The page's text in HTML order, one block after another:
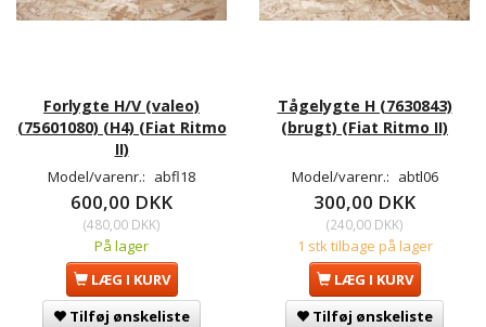
Forlygte H/V (valeo)
(75601080) (H4) (Fiat Ritmo
II)
Model/varenr.: abfl18
600,00 DKK
(480,00 DKK)
På lager
LÆG I KURV
Tilføj ønskeliste
Tågelygte H (7630843)
(brugt) (Fiat Ritmo II)
Model/varenr.: abtl06
300,00 DKK
(240,00 DKK)
1 stk tilbage på lager
LÆG I KURV
Tilføj ønskeliste